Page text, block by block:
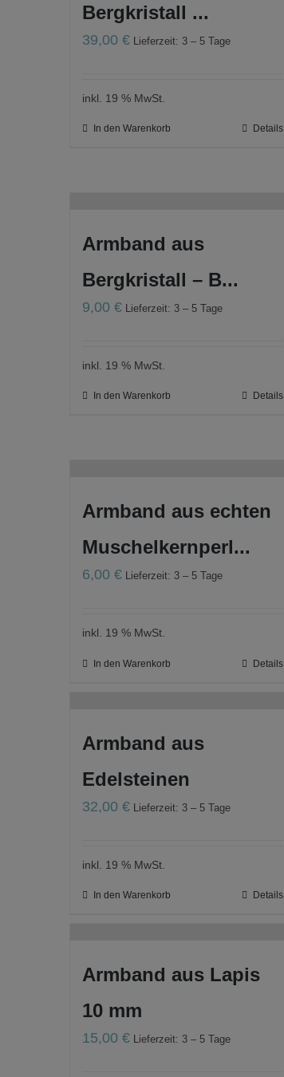
Bergkristall ...
39,00 € Lieferzeit: 3 – 5 Tage
inkl. 19 % MwSt.
In den Warenkorb Details
Armband aus
Bergkristall – B...
9,00 € Lieferzeit: 3 – 5 Tage
inkl. 19 % MwSt.
In den Warenkorb Details
Armband aus echten
Muschelkernperl...
6,00 € Lieferzeit: 3 – 5 Tage
inkl. 19 % MwSt.
In den Warenkorb Details
Armband aus
Edelsteinen
32,00 € Lieferzeit: 3 – 5 Tage
inkl. 19 % MwSt.
In den Warenkorb Details
Armband aus Lapis
10 mm
15,00 € Lieferzeit: 3 – 5 Tage